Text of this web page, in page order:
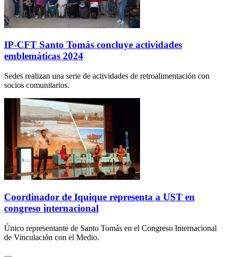
IP-CFT Santo Tomás concluye actividades
emblemáticas 2024
Sedes realizan una serie de actividades de retroalimentación con
socios comunitarios.
Coordinador de Iquique representa a UST en
congreso internacional
Único representante de Santo Tomás en el Congreso Internacional
de Vinculación con el Medio.